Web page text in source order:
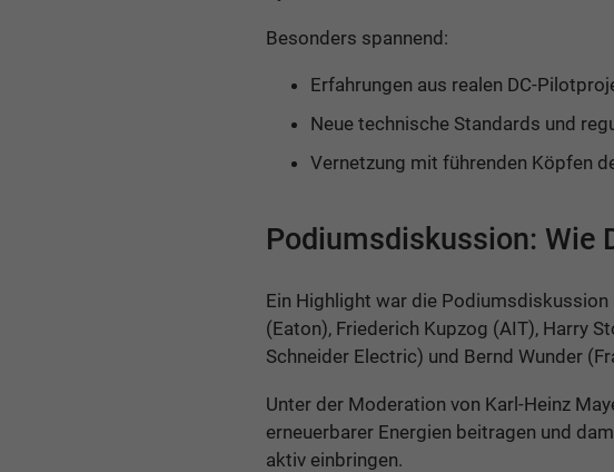
Besonders spannend:
Erfahrungen aus realen DC-
Neue technische Standards und
Vernetzung mit führenden Köpfen
Podiumsdiskussion: Wie
Ein Highlight war die
(Eaton), Friederich Kupzog (AIT), Harry
Schneider Electric) und Bernd Wunder
Unter der Moderation von Karl-Heinz
erneuerbarer Energien beitragen und
aktiv einbringen.